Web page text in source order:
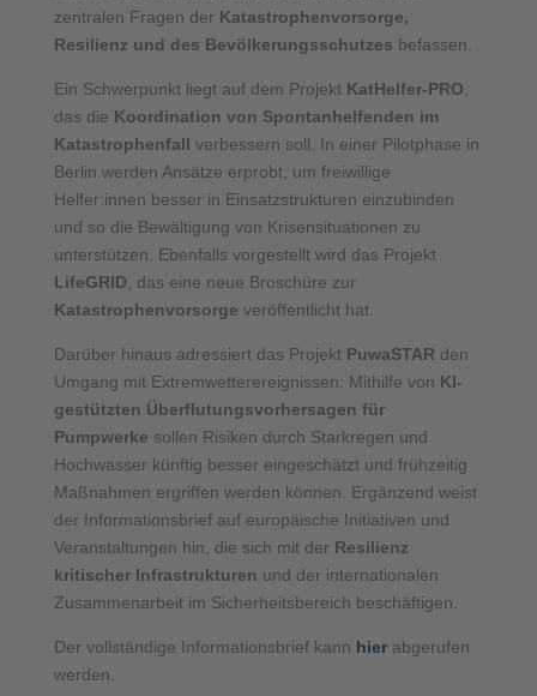
zentralen Fragen der Katastrophenvorsorge,
Resilienz und des Bevölkerungsschutzes befassen.
Ein Schwerpunkt liegt auf dem Projekt KatHelfer-PRO
das die Koordination von Spontanhelfenden im
Katastrophenfall verbessern soll. In einer Pilotphase in
Berlin werden Ansätze erprobt, um freiwillige
Helfer:innen besser in Einsatzstrukturen einzubinden
und so die Bewältigung von Krisensituationen zu
unterstützen. Ebenfalls vorgestellt wird das Projekt
LifeGRID , das eine neue Broschüre zur
Katastrophenvorsorge veröffentlicht hat.
Darüber hinaus adressiert das Projekt PuwaSTAR den
Umgang mit Extremwetterereignissen: Mithilfe von KI-
gestützten Überflutungsvorhersagen für
Pumpwerke sollen Risiken durch Starkregen und
Hochwasser künftig besser eingeschätzt und frühzeitig
Maßnahmen ergriffen werden können. Ergänzend weist
der Informationsbrief auf europäische Initiativen und
Veranstaltungen hin, die sich mit der Resilienz
kritischer Infrastrukturen und der internationalen
Zusammenarbeit im Sicherheitsbereich beschäftigen.
Der vollständige Informationsbrief kann hier abgerufen
werden.